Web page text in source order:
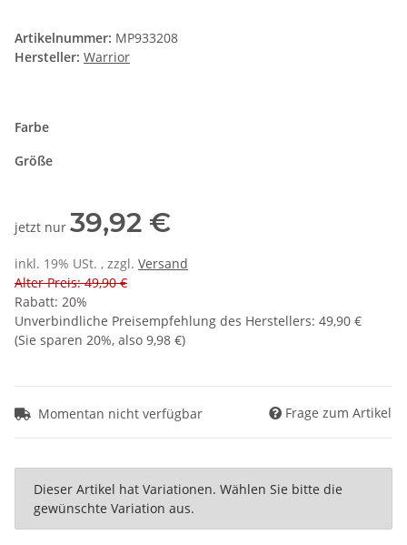
Artikelnummer: MP933208
Hersteller: Warrior
Farbe
Größe
jetzt nur 39,92 €
inkl. 19% USt. , zzgl. Versand
Alter Preis: 49,90 €
Rabatt: 20%
Unverbindliche Preisempfehlung des Herstellers: 49,90 €
(Sie sparen 20%, also 9,98 €)
Momentan nicht verfügbar Frage zum Artikel
x
Dieser Artikel hat Variationen. Wählen Sie bitte die
gewünschte Variation aus.